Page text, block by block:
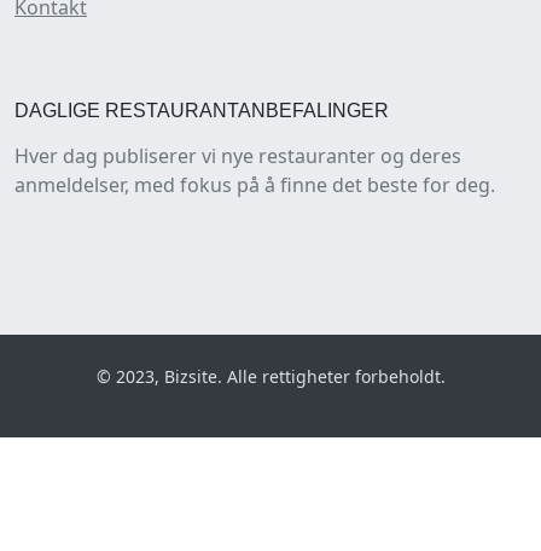
Kontakt
DAGLIGE RESTAURANTANBEFALINGER
Hver dag publiserer vi nye restauranter og deres
anmeldelser, med fokus på å finne det beste for deg.
© 2023, Bizsite. Alle rettigheter forbeholdt.